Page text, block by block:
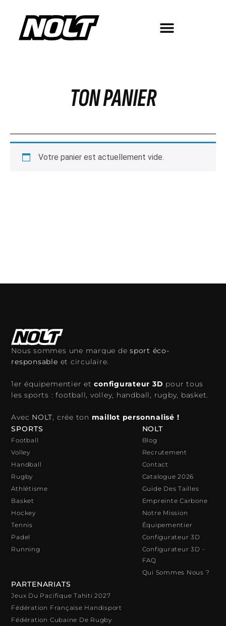
TON PANIER
Votre panier est actuellement vide.
Nous sommes une marque desport éco-
responsable et circulaire.
1er équipementier etconfigurateur 3D pour tous
les sports : football, volley, handball, rugby, basket.
Avec NOLT, crée ton maillot personnalisé !
SPORTS
Football
Volley
Handball
Rugby
Athlétisme
Basket
Hockey
Tennis
Padel
Running
NOLT
Blog
Recrutement
Contact
Catalogue 2026
Guide Des Tailles
Empreinte Carbone
Notre Mission
Équipementier
Configurateur 3D
Configurateur 3D -
FAQ
Qui Sommes Nous ?
PARTENARIATS
Jeux Du Pacifique Tahiti 2027
Fédération Française Handisport
Fédération Cubaine De Rugby